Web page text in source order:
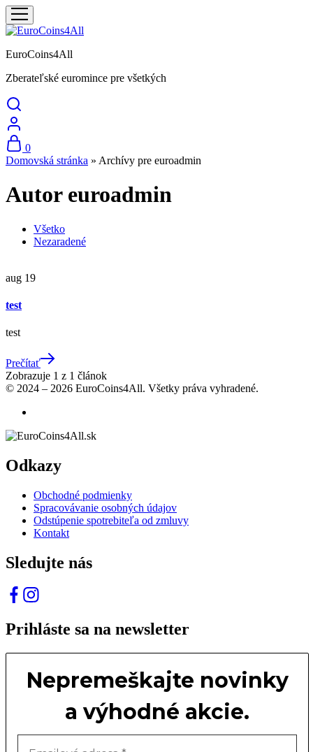
EuroCoins4All
Zberateľské euromince pre všetkých
0
Domovská stránka » Archívy pre euroadmin
Autor euroadmin
Všetko
Nezaradené
aug 19
test
test
Prečítať
Zobrazuje 1 z 1 článok
© 2024 – 2026 EuroCoins4All. Všetky práva vyhradené.
Odkazy
Obchodné podmienky
Spracovávanie osobných údajov
Odstúpenie spotrebiteľa od zmluvy
Kontakt
Sledujte nás
Prihláste sa na newsletter
Nepremeškajte novinky
a výhodné akcie.